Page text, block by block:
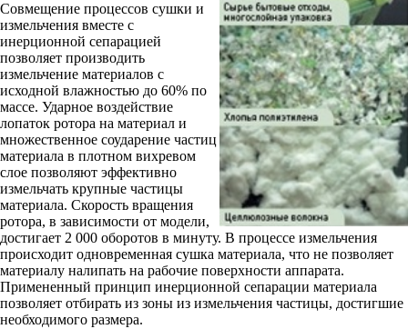
Совмещение процессов сушки и
измельчения вместе с
инерционной сепарацией
позволяет производить
измельчение материалов с
исходной влажностью до 60% по
массе. Ударное воздействие
лопаток ротора на материал и
множественное соударение частиц
материала в плотном вихревом
слое позволяют эффективно
измельчать крупные частицы
материала. Скорость вращения
ротора, в зависимости от модели,
достигает 2 000 оборотов в минуту. В процессе измельчения
происходит одновременная сушка материала, что не позволяет
материалу налипать на рабочие поверхности аппарата.
Примененный принцип инерционной сепарации материала
позволяет отбирать из зоны из измельчения частицы, достигшие
необходимого размера.